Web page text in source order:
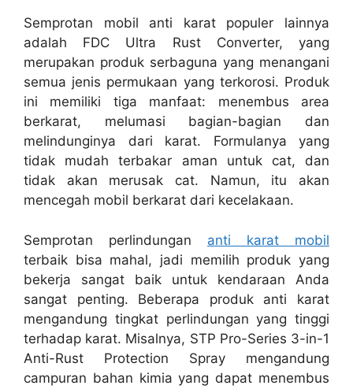
Semprotan mobil anti karat populer lainnya
adalah FDC Ultra Rust Converter, yang
merupakan produk serbaguna yang menangani
semua jenis permukaan yang terkorosi. Produk
ini memiliki tiga manfaat: menembus area
berkarat, melumasi bagian-bagian dan
melindunginya dari karat. Formulanya yang
tidak mudah terbakar aman untuk cat, dan
tidak akan merusak cat. Namun, itu akan
mencegah mobil berkarat dari kecelakaan.
Semprotan perlindungan anti karat mobil
terbaik bisa mahal, jadi memilih produk yang
bekerja sangat baik untuk kendaraan Anda
sangat penting. Beberapa produk anti karat
mengandung tingkat perlindungan yang tinggi
terhadap karat. Misalnya, STP Pro-Series 3-in-1
Anti-Rust Protection Spray mengandung
campuran bahan kimia yang dapat menembus